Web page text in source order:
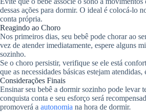
dessas ações para dormir. O ideal é colocá-lo
conta própria.
Reagindo ao Choro
Nos primeiros dias, seu bebê pode chorar ao
vez de atender imediatamente, espere alguns
sozinho.
Se o choro persistir, verifique se ele está
que as necessidades básicas estejam
Considerações Finais
Ensinar seu bebê a dormir sozinho pode levar
conquista conta e seu esforço será
promoverá a autonomia na hora de dormir.